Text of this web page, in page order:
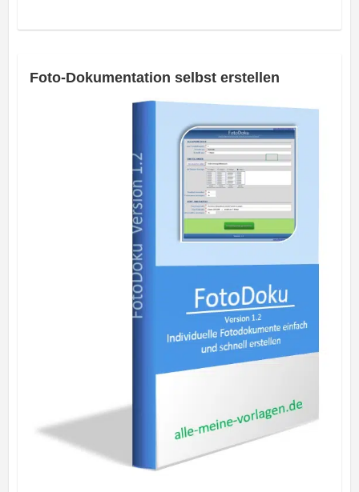
Foto-Dokumentation selbst erstellen